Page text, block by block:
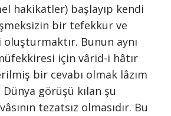
hakikatler) başlayıp kendi
bir tefekkür ve
Bunun aynı
için vârid-i hâtır
bir cevabı olmak lâzım
görüşü kılan şu
tezatsız olmasıdır. Bu